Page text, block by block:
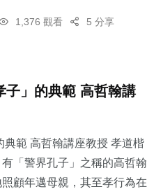
1,376 觀看 5 分享
子」的典範 高哲翰講
典範 高哲翰講座教授 孝道楷
「警界孔子」之稱的高哲翰
顧年邁母親，其至孝行為在